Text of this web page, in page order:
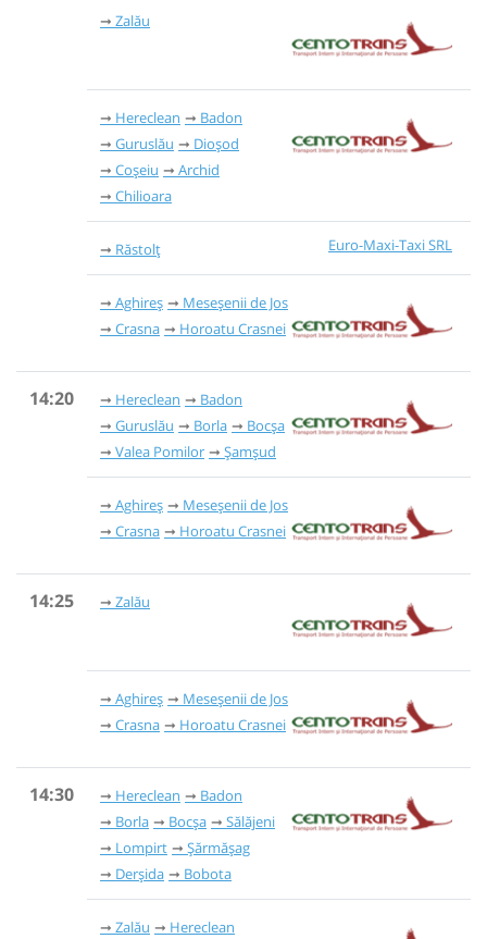
Zalău
Hereclean
Badon
Guruslău
Dioșod
Coșeiu
Archid
Chilioara
Euro-Maxi-Taxi SRL
Răstolț
Aghireș
Meseșenii de Jos
Crasna
Horoatu Crasnei
14:20 Hereclean
Badon
Guruslău
Borla
Bocșa
Valea Pomilor
Șamșud
Aghireș
Meseșenii de Jos
Crasna
Horoatu Crasnei
14:25 Zalău
Aghireș
Meseșenii de Jos
Crasna
Horoatu Crasnei
14:30 Hereclean
Badon
Borla
Bocșa
Sălăjeni
Lompirt
Șărmășag
Derșida
Bobota
Zalău
Hereclean